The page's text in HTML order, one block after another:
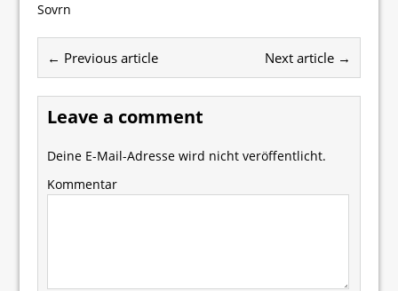
Sovrn
← Previous article Next article →
Leave a comment
Deine E-Mail-Adresse wird nicht veröffentlicht.
Kommentar